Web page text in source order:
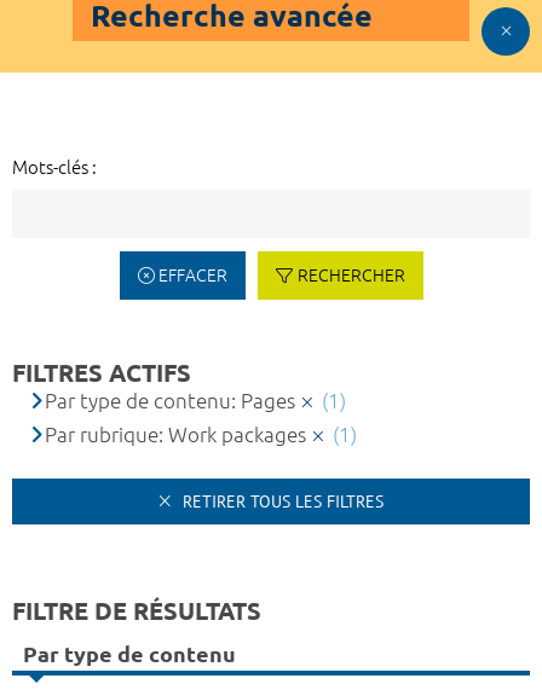
Recherche avancée
Mots-clés :
EFFACER RECHERCHER
FILTRES ACTIFS
Par type de contenu: Pages
(1)
Par rubrique: Work packages
(1)
RETIRER TOUS LES FILTRES
FILTRE DE RÉSULTATS
Par type de contenu